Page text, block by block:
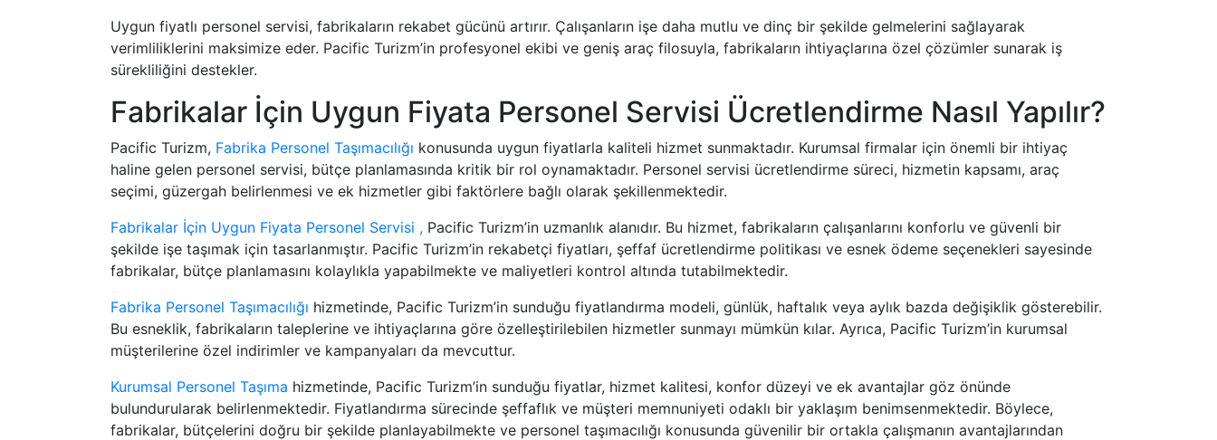
Uygun fiyatlı personel servisi, fabrikaların rekabet gücünü artırır. Çalışanların işe daha mutlu ve dinç bir şekilde gelmelerini sağlayarak
verimliliklerini maksimize eder. Pacific Turizm’in profesyonel ekibi ve geniş araç filosuyla, fabrikaların ihtiyaçlarına özel çözümler sunarak iş
sürekliliğini destekler.
Fabrikalar İçin Uygun Fiyata Personel Servisi Ücretlendirme Nasıl Yapılır?
Pacific Turizm, Fabrika Personel Taşımacılığı konusunda uygun fiyatlarla kaliteli hizmet sunmaktadır. Kurumsal firmalar için önemli bir ihtiyaç
haline gelen personel servisi, bütçe planlamasında kritik bir rol oynamaktadır. Personel servisi ücretlendirme süreci, hizmetin kapsamı, araç
seçimi, güzergah belirlenmesi ve ek hizmetler gibi faktörlere bağlı olarak şekillenmektedir.
Fabrikalar İçin Uygun Fiyata Personel Servisi , Pacific Turizm’in uzmanlık alanıdır. Bu hizmet, fabrikaların çalışanlarını konforlu ve güvenli bir
şekilde işe taşımak için tasarlanmıştır. Pacific Turizm’in rekabetçi fiyatları, şeffaf ücretlendirme politikası ve esnek ödeme seçenekleri sayesinde
fabrikalar, bütçe planlamasını kolaylıkla yapabilmekte ve maliyetleri kontrol altında tutabilmektedir.
Fabrika Personel Taşımacılığı hizmetinde, Pacific Turizm’in sunduğu fiyatlandırma modeli, günlük, haftalık veya aylık bazda değişiklik gösterebilir.
Bu esneklik, fabrikaların taleplerine ve ihtiyaçlarına göre özelleştirilebilen hizmetler sunmayı mümkün kılar. Ayrıca, Pacific Turizm’in kurumsal
müşterilerine özel indirimler ve kampanyaları da mevcuttur.
Kurumsal Personel Taşıma hizmetinde, Pacific Turizm’in sunduğu fiyatlar, hizmet kalitesi, konfor düzeyi ve ek avantajlar göz önünde
bulundurularak belirlenmektedir. Fiyatlandırma sürecinde şeffaflık ve müşteri memnuniyeti odaklı bir yaklaşım benimsenmektedir. Böylece,
fabrikalar, bütçelerini doğru bir şekilde planlayabilmekte ve personel taşımacılığı konusunda güvenilir bir ortakla çalışmanın avantajlarından